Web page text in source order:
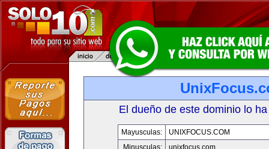
El dueño de este dominio lo
Mayusculas:
UNIXFOCUS.COM
Minusculas:
unixfocus.com